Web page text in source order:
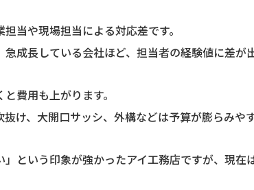
当や現場担当による対応差です。
成長している会社ほど、担当者の経験値に差が
費用も上がります。
け、大開口サッシ、外構などは予算が膨らみや
という印象が強かったアイ工務店ですが、現在